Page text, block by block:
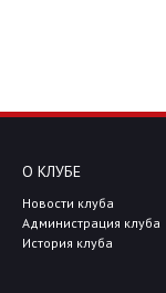
О КЛУБЕ
Новости клуба
Администрация клуба
История клуба